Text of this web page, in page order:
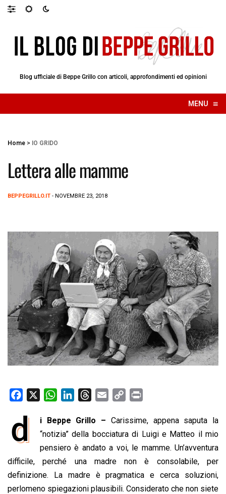
Blog ufficiale di Beppe Grillo con articoli, approfondimenti ed opinioni
MENU ≡
☰
Home > IO GRIDO
Lettera alle mamme
BEPPEGRILLO.IT - NOVEMBRE 23, 2018
e
o
o
k
W
a
t
s
A
p
p
n
k
e
d
I
n
r
e
a
d
a
i
l
p
y
L
i
n
k
i
n
t
d i Beppe Grillo – Carissime, appena saputa la
“notizia” della bocciatura di Luigi e Matteo il mio
pensiero è andato a voi, le mamme. Un’avventura
difficile, perché una madre non è consolabile, per
definizione. La madre è pragmatica e cerca soluzioni,
perlomeno spiegazioni plausibili. Considerato che non siete